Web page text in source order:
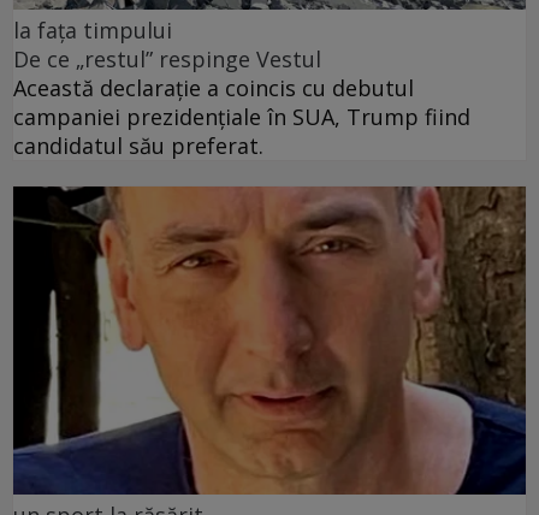
la fața timpului
De ce „restul” respinge Vestul
Această declarație a coincis cu debutul
campaniei prezidențiale în SUA, Trump fiind
candidatul său preferat.